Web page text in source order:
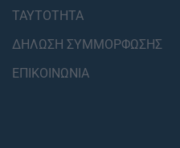
ΤΑΥΤΟΤΗΤΑ
ΔΗΛΩΣΗ ΣΥΜΜΟΡΦΩΣΗΣ
ΕΠΙΚΟΙΝΩΝΙΑ